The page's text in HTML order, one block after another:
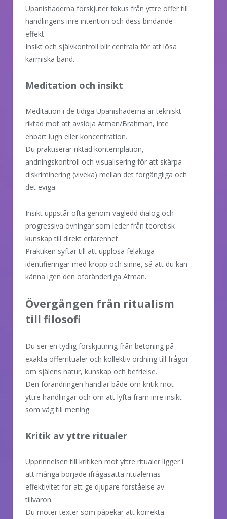
Upanishaderna förskjuter fokus från yttre offer till
handlingens inre intention och dess bindande
effekt.
Insikt och självkontroll blir centrala för att lösa
karmiska band.
Meditation och insikt
Meditation i de tidiga Upanishaderna är tekniskt
riktad mot att avslöja Atman/Brahman, inte
enbart lugn eller koncentration.
Du praktiserar riktad kontemplation,
andningskontroll och visualisering för att skärpa
diskriminering (viveka) mellan det förgängliga och
det eviga.
Insikt uppstår ofta genom vägledd dialog och
progressiva övningar som leder från teoretisk
kunskap till direkt erfarenhet.
Praktiken syftar till att upplösa felaktiga
identifieringar med kropp och sinne, så att du kan
känna igen den oföränderliga Atman.
Övergången från ritualism
till filosofi
Du ser en tydlig förskjutning från betoning på
exakta offerritualer och kollektiv ordning till frågor
om själens natur, kunskap och befrielse.
Den förändringen handlar både om kritik mot
yttre handlingar och om att lyfta fram inre insikt
som väg till mening.
Kritik av yttre ritualer
Upprinnelsen till kritiken mot yttre ritualer ligger i
att många började ifrågasätta ritualernas
effektivitet för att ge djupare förståelse av
tillvaron.
Du möter texter som påpekar att korrekta